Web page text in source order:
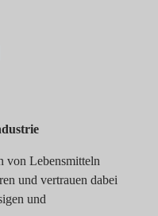
von Lebensmitteln
und vertrauen dabei
und